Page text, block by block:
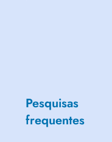
Pesquisas
frequentes